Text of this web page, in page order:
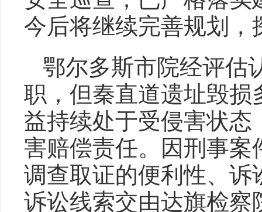
今后将继续完善规划，
鄂尔多斯市院经评估
职，但秦直道遗址毁
益持续处于受侵害状
害赔偿责任。因刑事
调查取证的便利性、
诉讼线索交由达旗检察